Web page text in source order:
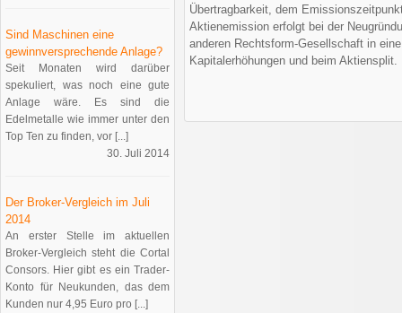
Sind Maschinen eine
gewinnversprechende Anlage?
Seit Monaten wird darüber
spekuliert, was noch eine gute
Anlage wäre. Es sind die
Edelmetalle wie immer unter den
Top Ten zu finden, vor [...]
30. Juli 2014
Der Broker-Vergleich im Juli
2014
An erster Stelle im aktuellen
Broker-Vergleich steht die Cortal
Consors. Hier gibt es ein Trader-
Konto für Neukunden, das dem
Kunden nur 4,95 Euro pro [...]
Übertragbarkeit, dem
Aktienemission erfolgt bei der
anderen Rechtsform-Gesellschaft in
Kapitalerhöhungen und beim Aktiensplit.